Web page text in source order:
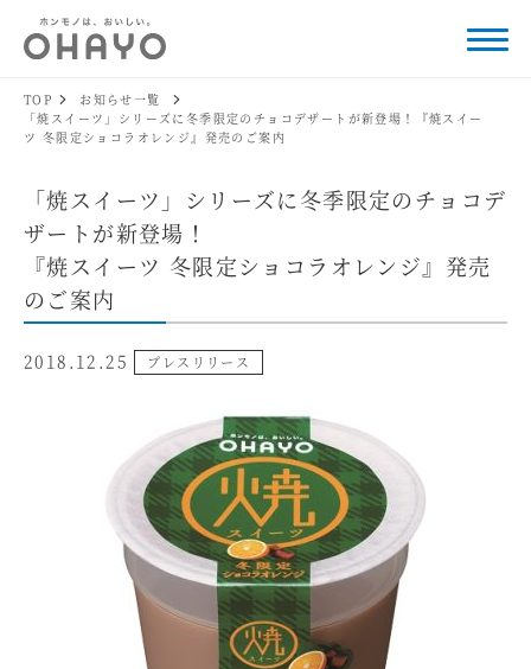
TOP
お知らせ一覧
「焼スイーツ」シリーズに冬季限定のチョコデザートが新登場！『焼スイー
ツ 冬限定ショコラオレンジ』発売のご案内
「焼スイーツ」シリーズに冬季限定のチョコデ
ザートが新登場！
『焼スイーツ 冬限定ショコラオレンジ』発売
のご案内
2018.12.25 プレスリリース